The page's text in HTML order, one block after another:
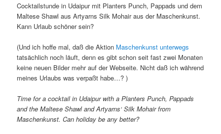
Cocktailstunde in Udaipur mit Planters Punch, Pappads und dem
Maltese Shawl aus Artyarns Silk Mohair aus der Maschenkunst.
Kann Urlaub schöner sein?
(Und ich hoffe mal, daß die Aktion Maschenkunst unterwegs
tatsächlich noch läuft, denn es gibt schon seit fast zwei Monaten
keine neuen Bilder mehr auf der Webseite. Nicht daß ich während
meines Urlaubs was verpaßt habe…? )
Time for a cocktail in Udaipur with a Planters Punch, Pappads
and the Maltese Shawl and Artyarns‘ Silk Mohair from
Maschenkunst. Can holiday be any better?